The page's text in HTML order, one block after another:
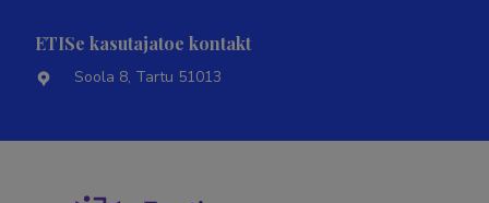
ETISe kasutajatoe kontakt
Soola 8, Tartu 51013